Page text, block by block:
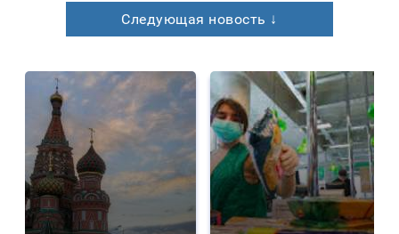
Следующая новость ↓